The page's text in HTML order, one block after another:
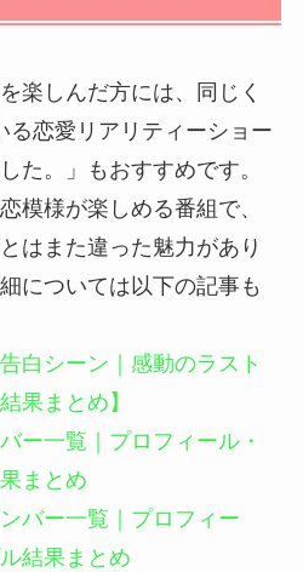
楽しんだ方には、同じく
る恋愛リアリティーショー
た。」もおすすめです。
模様が楽しめる番組で、
はまた違った魅力があり
については以下の記事も
白シーン｜感動のラスト
果まとめ】
ー一覧｜プロフィール・
まとめ
バー一覧｜プロフィー
結果まとめ